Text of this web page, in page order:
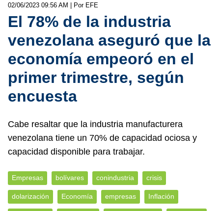
02/06/2023 09:56 AM | Por EFE
El 78% de la industria
venezolana aseguró que la
economía empeoró en el
primer trimestre, según
encuesta
Cabe resaltar que la industria manufacturera
venezolana tiene un 70% de capacidad ociosa y
capacidad disponible para trabajar.
Empresas bolívares conindustria crisis
dolarización Economía empresas Inflación